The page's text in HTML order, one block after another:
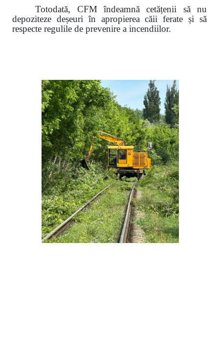
Totodată, CFM îndeamnă cetățenii să nu
depoziteze deșeuri în apropierea căii ferate și să
respecte regulile de prevenire a incendiilor.